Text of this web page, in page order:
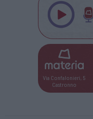
Via Confalonieri, 5
Castronno